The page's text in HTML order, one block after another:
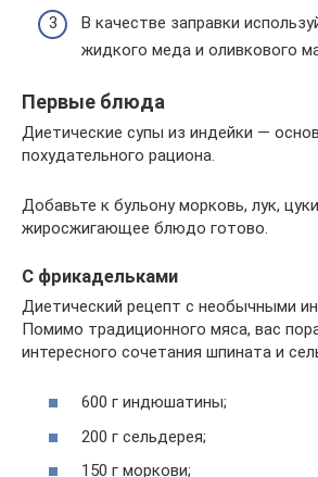
В качестве заправки
жидкого меда и оливкового
Первые блюда
Диетические супы из индейки —
похудательного рациона.
Добавьте к бульону морковь, лук,
жиросжигающее блюдо готово.
С фрикадельками
Диетический рецепт с необычными
Помимо традиционного мяса, вас
интересного сочетания шпината и
600 г индюшатины;
200 г сельдерея;
150 г моркови;